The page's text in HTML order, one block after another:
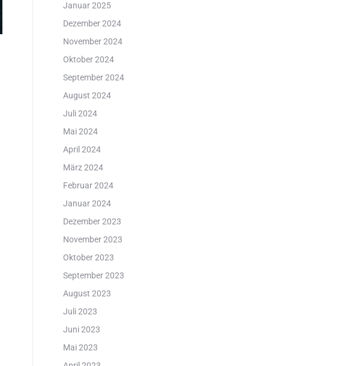
Januar 2025
Dezember 2024
November 2024
Oktober 2024
September 2024
August 2024
Juli 2024
Mai 2024
April 2024
März 2024
Februar 2024
Januar 2024
Dezember 2023
November 2023
Oktober 2023
September 2023
August 2023
Juli 2023
Juni 2023
Mai 2023